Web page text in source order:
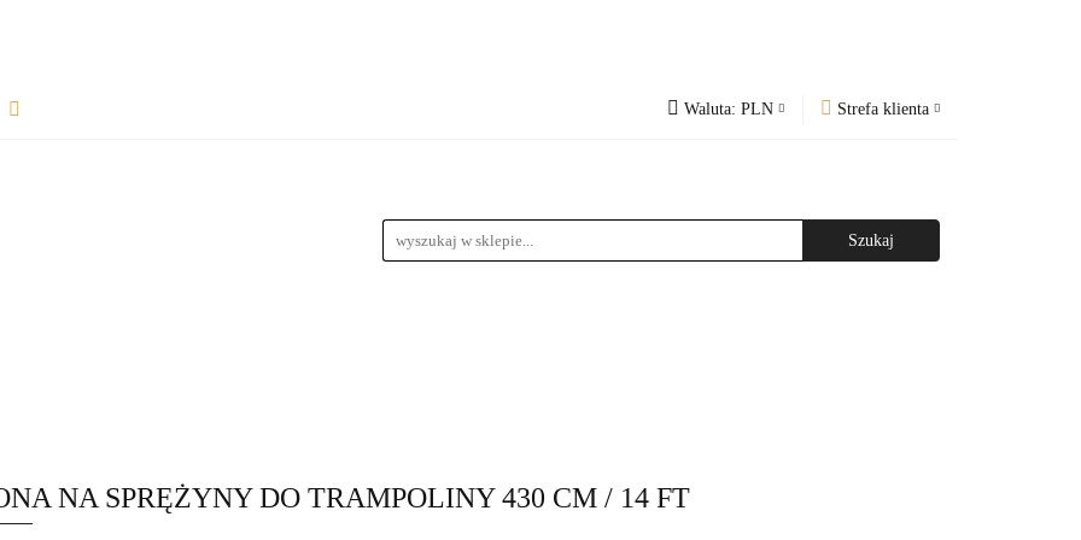
Waluta: PLN Strefa klienta
Dodaj zgłoszenie
Rozpocznij współpracę
NA SPRĘŻYNY DO TRAMPOLINY 430 CM / 14 FT